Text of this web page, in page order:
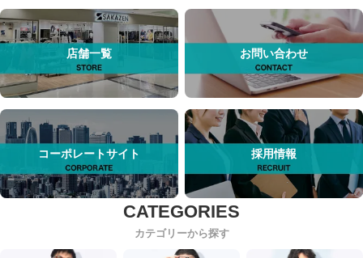
店舗一覧 お問い合わせ
コーポレートサイト 採用情報
カテゴリーから探す